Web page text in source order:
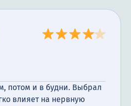
потом и в будни. Выбрал
влияет на нервную